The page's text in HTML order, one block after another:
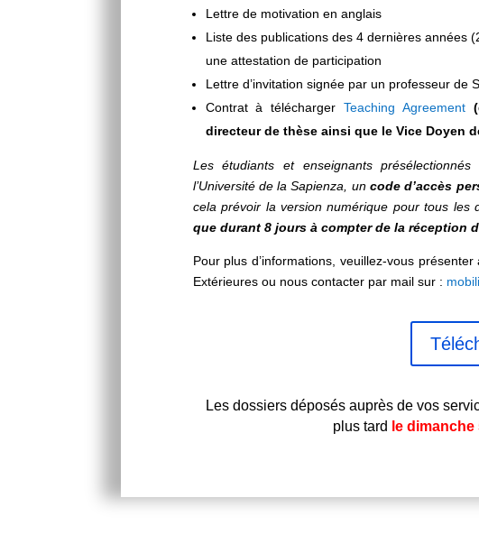
Lettre de motivation en anglais
Liste des publications des 4 dernières années
une attestation de participation
Lettre d’invitation signée par un professeur de
Contrat à téléchargerTeaching Agreement
directeur de thèse ainsi que le Vice Doyen
Les étudiants et enseignants
l’Université de la Sapienza, uncode d’accès
cela prévoir la version numérique pour tous les
que durant 8 jours à compter de la réception
Pour plus d’informations, veuillez-vous
Extérieures ou nous contacter par mail sur :
Les dossiers déposés auprès de vos
plus tard le